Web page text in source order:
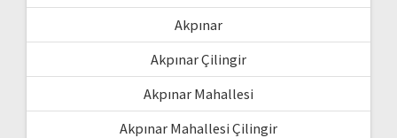
Akpınar
Akpınar Çilingir
Akpınar Mahallesi
Akpınar Mahallesi Çilingir